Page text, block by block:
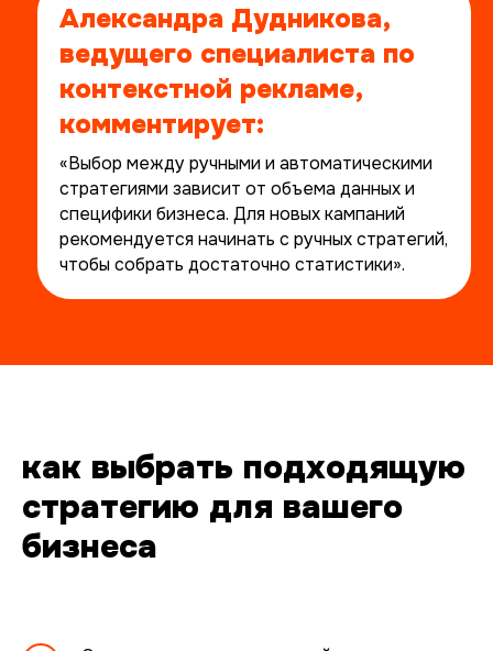
Александра Дудникова,
ведущего специалиста по
контекстной рекламе,
комментирует:
«Выбор между ручными и автоматическими
стратегиями зависит от объема данных и
специфики бизнеса. Для новых кампаний
рекомендуется начинать с ручных стратегий,
чтобы собрать достаточно статистики».
как выбрать подходящую
стратегию для вашего
бизнеса
заявку
проведем бесплатный
аудит и расскажем, как
улучшить результаты